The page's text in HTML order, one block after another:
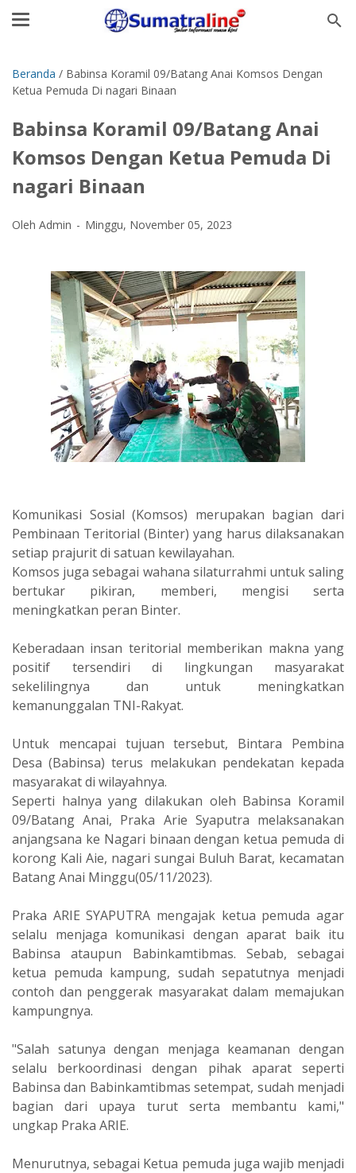
Beranda / Babinsa Koramil 09/Batang Anai Komsos Dengan
Ketua Pemuda Di nagari Binaan
Babinsa Koramil 09/Batang Anai
Komsos Dengan Ketua Pemuda Di
nagari Binaan
Oleh Admin Minggu, November 05, 2023
Komunikasi Sosial (Komsos) merupakan bagian dari
Pembinaan Teritorial (Binter) yang harus dilaksanakan
setiap prajurit di satuan kewilayahan.
Komsos juga sebagai wahana silaturrahmi untuk saling
bertukar pikiran, memberi, mengisi serta
meningkatkan peran Binter.
Keberadaan insan teritorial memberikan makna yang
positif tersendiri di lingkungan masyarakat
sekelilingnya dan untuk meningkatkan
kemanunggalan TNI-Rakyat.
Untuk mencapai tujuan tersebut, Bintara Pembina
Desa (Babinsa) terus melakukan pendekatan kepada
masyarakat di wilayahnya.
Seperti halnya yang dilakukan oleh Babinsa Koramil
09/Batang Anai, Praka Arie Syaputra melaksanakan
anjangsana ke Nagari binaan dengan ketua pemuda di
korong Kali Aie, nagari sungai Buluh Barat, kecamatan
Batang Anai Minggu(05/11/2023).
Praka ARIE SYAPUTRA mengajak ketua pemuda agar
selalu menjaga komunikasi dengan aparat baik itu
Babinsa ataupun Babinkamtibmas. Sebab, sebagai
ketua pemuda kampung, sudah sepatutnya menjadi
contoh dan penggerak masyarakat dalam memajukan
kampungnya.
"Salah satunya dengan menjaga keamanan dengan
selalu berkoordinasi dengan pihak aparat seperti
Babinsa dan Babinkamtibmas setempat, sudah menjadi
bagian dari upaya turut serta membantu kami,"
ungkap Praka ARIE.
Menurutnya, sebagai Ketua pemuda juga wajib menjadi